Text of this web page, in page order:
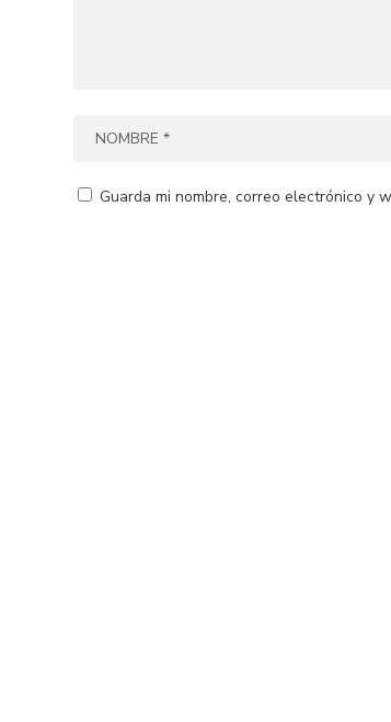
Guarda mi nombre, correo electrónico y